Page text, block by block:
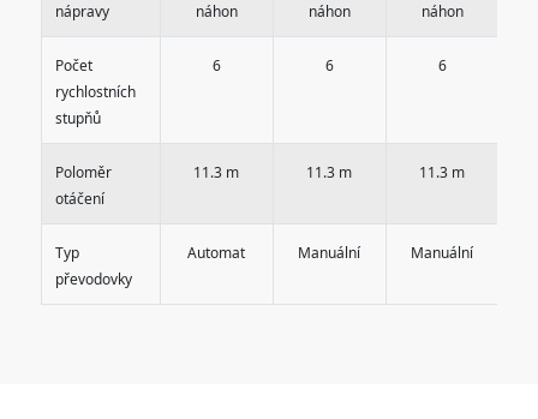
nápravy
náhon
náhon
náhon
Počet
rychlostních
stupňů
6 6 6
Poloměr
otáčení
11.3 m 11.3 m 11.3 m
Typ
převodovky
Automat Manuální Manuální